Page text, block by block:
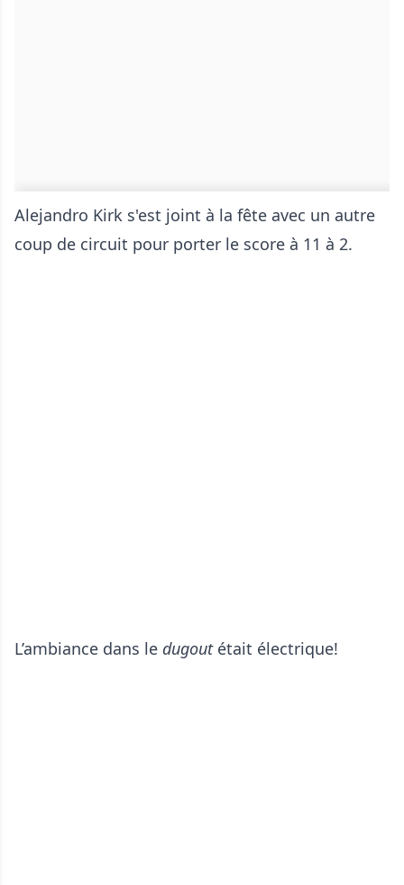
Alejandro Kirk s'est joint à la fête avec un autre
coup de circuit pour porter le score à 11 à 2.
L’ambiance dans le dugoutétait électrique!